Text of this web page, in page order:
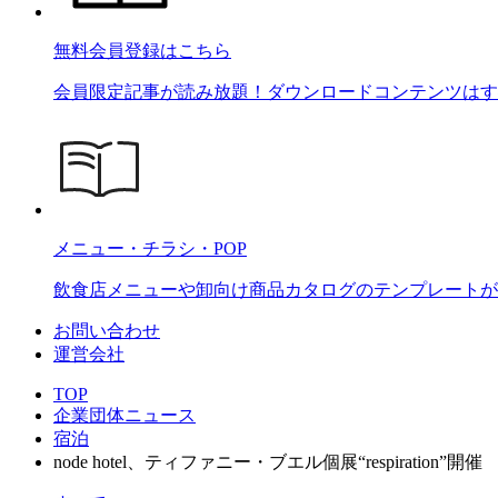
無料会員登録はこちら
会員限定記事が読み放題！ダウンロードコンテンツは
メニュー・チラシ・POP
飲食店メニューや卸向け商品カタログのテンプレート
お問い合わせ
運営会社
TOP
企業団体ニュース
宿泊
node hotel、ティファニー・ブエル個展“respiration”開催